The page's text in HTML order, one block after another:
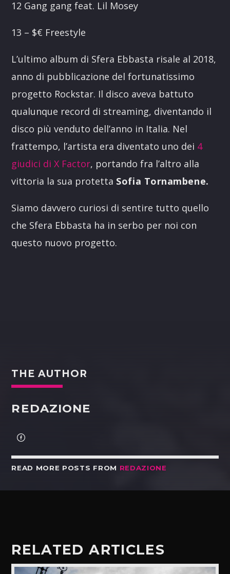
12 Gang gang feat. Lil Mosey
13 – $€ Freestyle
L’ultimo album di Sfera Ebbasta risale al 2018,
anno di pubblicazione del fortunatissimo
progetto Rockstar. Il disco aveva battuto
qualunque record di streaming, diventando il
disco più venduto dell’anno in Italia. Nel
frattempo, l’artista era diventato uno dei 4
giudici di X Factor, portando fra l’altro alla
vittoria la sua protetta Sofia Tornambene.
Siamo davvero curiosi di sentire tutto quello
che Sfera Ebbasta ha in serbo per noi con
questo nuovo progetto.
THE AUTHOR
REDAZIONE
READ MORE POSTS FROM REDAZIONE
RELATED ARTICLES